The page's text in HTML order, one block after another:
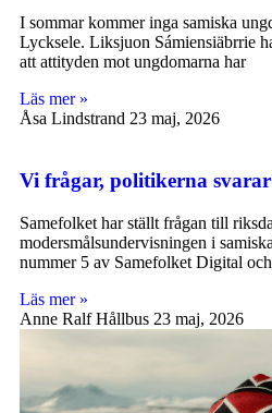
I sommar kommer inga samiska
Lycksele. Liksjuon Sámiensiäbrrie
att attityden mot ungdomarna har
Läs mer »
Åsa Lindstrand 23 maj, 2026
Vi frågar, politikerna
Samefolket har ställt frågan till
modersmålsundervisningen i
nummer 5 av Samefolket Digital och
Läs mer »
Anne Ralf Hållbus 23 maj, 2026